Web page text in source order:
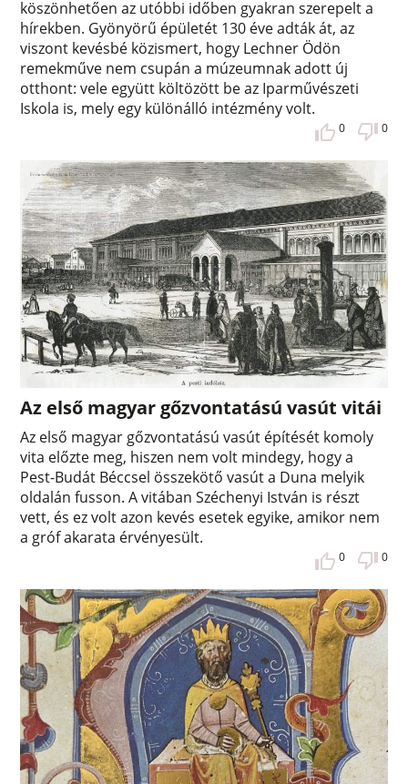
köszönhetően az utóbbi időben gyakran szerepelt a
hírekben. Gyönyörű épületét 130 éve adták át, az
viszont kevésbé közismert, hogy Lechner Ödön
remekműve nem csupán a múzeumnak adott új
otthont: vele együtt költözött be az Iparművészeti
Iskola is, mely egy különálló intézmény volt.
0 0
Az első magyar gőzvontatású vasút vitái
Az első magyar gőzvontatású vasút építését komoly
vita előzte meg, hiszen nem volt mindegy, hogy a
Pest-Budát Béccsel összekötő vasút a Duna melyik
oldalán fusson. A vitában Széchenyi István is részt
vett, és ez volt azon kevés esetek egyike, amikor nem
a gróf akarata érvényesült.
0 0